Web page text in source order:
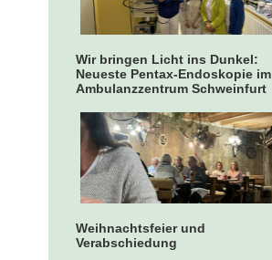
Wir bringen Licht ins Dunkel:
Neueste Pentax-Endoskopie im
Ambulanzzentrum Schweinfurt
Weihnachtsfeier und
Verabschiedung